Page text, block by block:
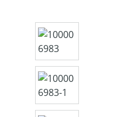
Bildergalerie überspringen